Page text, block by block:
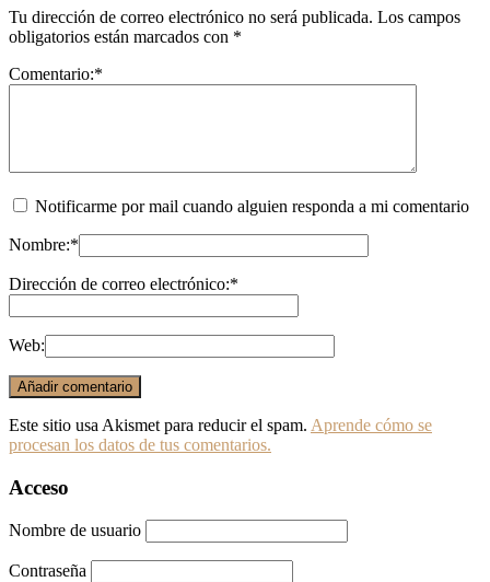
Tu dirección de correo electrónico no será publicada. Los campos
obligatorios están marcados con *
Comentario:*
Notificarme por mail cuando alguien responda a mi comentario
Nombre:*
Dirección de correo electrónico:*
Web:
Este sitio usa Akismet para reducir el spam. Aprende cómo se
procesan los datos de tus comentarios.
Acceso
Nombre de usuario
Contraseña